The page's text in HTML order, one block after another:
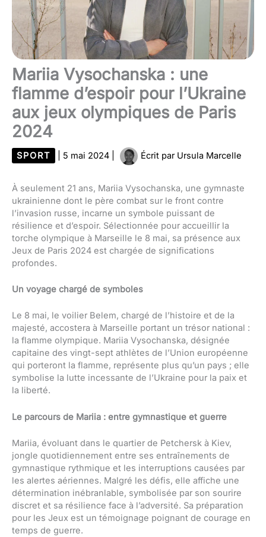
Mariia Vysochanska : une
flamme d’espoir pour l’Ukraine
aux jeux olympiques de Paris
2024
SPORT 5 mai 2024 Écrit par Ursula Marcelle
À seulement 21 ans, Mariia Vysochanska, une gymnaste
ukrainienne dont le père combat sur le front contre
l’invasion russe, incarne un symbole puissant de
résilience et d’espoir. Sélectionnée pour accueillir la
torche olympique à Marseille le 8 mai, sa présence aux
Jeux de Paris 2024 est chargée de significations
profondes.
Un voyage chargé de symboles
Le 8 mai, le voilier Belem, chargé de l’histoire et de la
majesté, accostera à Marseille portant un trésor national :
la flamme olympique. Mariia Vysochanska, désignée
capitaine des vingt-sept athlètes de l’Union européenne
qui porteront la flamme, représente plus qu’un pays ; elle
symbolise la lutte incessante de l’Ukraine pour la paix et
la liberté.
Le parcours de Mariia : entre gymnastique et guerre
Mariia, évoluant dans le quartier de Petchersk à Kiev,
jongle quotidiennement entre ses entraînements de
gymnastique rythmique et les interruptions causées par
les alertes aériennes. Malgré les défis, elle affiche une
détermination inébranlable, symbolisée par son sourire
discret et sa résilience face à l’adversité. Sa préparation
pour les Jeux est un témoignage poignant de courage en
temps de guerre.